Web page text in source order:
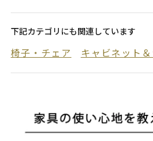
下記カテゴリにも関連しています
椅子・チェア キャビネット